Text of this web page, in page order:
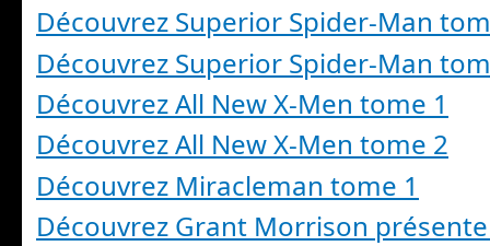
Découvrez Superior Spider-Man
Découvrez Superior Spider-Man
Découvrez All New X-Men tome 1
Découvrez All New X-Men tome 2
Découvrez Miracleman tome 1
Découvrez Grant Morrison